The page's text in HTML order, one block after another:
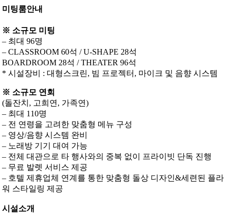
미팅룸안내
※ 소규모 미팅
– 최대 96명
– CLASSROOM 60석 / U-SHAPE 28석
BOARDROOM 28석 / THEATER 96석
* 시설장비 : 대형스크린, 빔 프로젝터, 마이크 및 음향 시스템
※ 소규모 연회
(돌잔치, 고희연, 가족연)
– 최대 110명
– 전 연령을 고려한 맞춤형 메뉴 구성
– 영상/음향 시스템 완비
– 노래방 기기 대여 가능
– 전체 대관으로 타 행사와의 중복 없이 프라이빗 단독 진행
– 무료 발렛 서비스 제공
– 호텔 제휴업체 연계를 통한 맞춤형 돌상 디자인&세련된 플라
워 스타일링 제공
시설소개